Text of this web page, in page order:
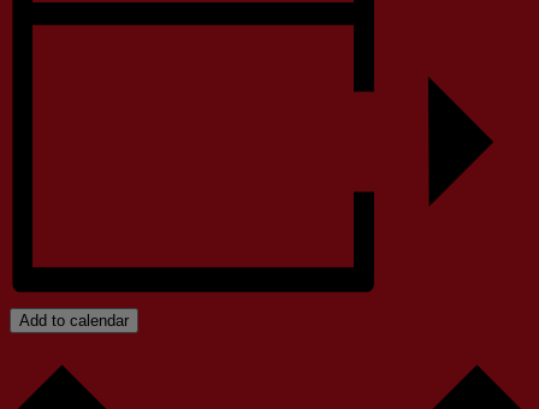
Add to calendar